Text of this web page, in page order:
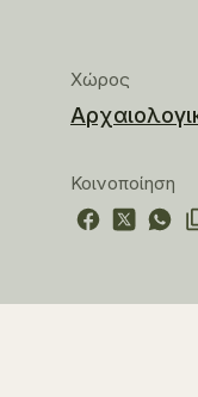
Χώρος
Κοινοποίηση